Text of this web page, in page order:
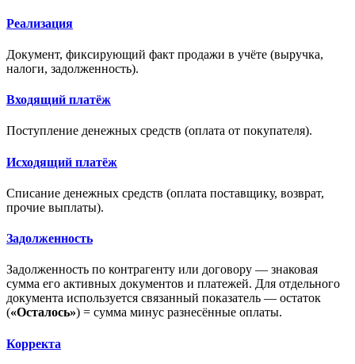
Реализация
Документ, фиксирующий факт продажи в учёте (выручка,
налоги, задолженность).
Входящий платёж
Поступление денежных средств (оплата от покупателя).
Исходящий платёж
Списание денежных средств (оплата поставщику, возврат,
прочие выплаты).
Задолженность
Задолженность по контрагенту или договору — знаковая
сумма его активных документов и платежей. Для отдельного
документа используется связанный показатель — остаток
(«Осталось») = сумма минус разнесённые оплаты.
Корректа